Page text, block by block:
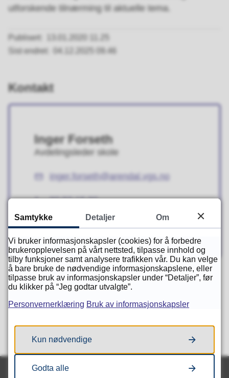
utforskende tilnærming til aktuelle tema.
Publisert
Sist endret
04.12.2025 09.46
Kontakt
Inger Forseth
Avdelingsleder skole
E-
post
inger.forseth@arendal.vgs.no
90 50 15 90
Mobil
90 50 15 90
Fant du det du lette etter?
Samtykke Detaljer Om
Vi bruker informasjonskapsler (cookies) for å forbedre
brukeropplevelsen på vårt nettsted, tilpasse innhold og
tilby funksjoner samt analysere trafikken vår. Du kan velge
å bare bruke de nødvendige informasjonskapslene, eller
tilpasse bruk av informasjonskapsler under “Detaljer”, før
du klikker på “Jeg godtar utvalgte”.
Personvernerklæring Bruk av informasjonskapsler
Kun nødvendige
Godta alle